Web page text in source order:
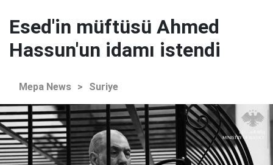
Esed'in müftüsü Ahmed
Hassun'un idamı istendi
Mepa News > Suriye